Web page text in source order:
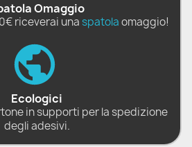
Omaggio
riceverai una spatolaomaggio!
Ecologici
in supporti per la spedizione
degli adesivi.